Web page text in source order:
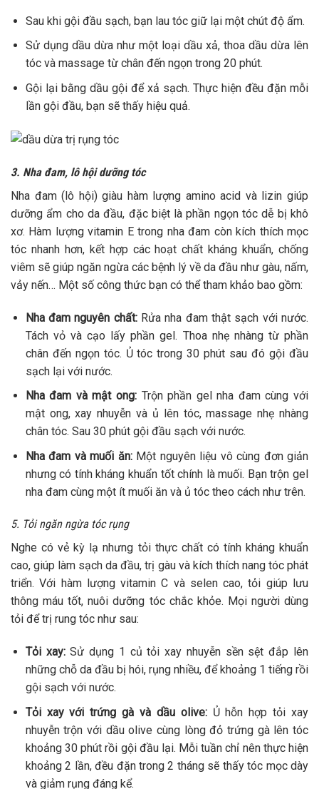
Sau khi gội đầu sạch, bạn lau tóc giữ lại một chút độ ẩm.
Sử dụng dầu dừa như một loại dầu xả, thoa dầu dừa lên
tóc và massage từ chân đến ngọn trong 20 phút.
Gội lại bằng dầu gội để xả sạch. Thực hiện đều đặn mỗi
lần gội đầu, bạn sẽ thấy hiệu quả.
3. Nha đam, lô hội dưỡng tóc
Nha đam (lô hội) giàu hàm lượng amino acid và lizin giúp
dưỡng ẩm cho da đầu, đặc biệt là phần ngọn tóc dễ bị khô
xơ. Hàm lượng vitamin E trong nha đam còn kích thích mọc
tóc nhanh hơn, kết hợp các hoạt chất kháng khuẩn, chống
viêm sẽ giúp ngăn ngừa các bệnh lý về da đầu như gàu, nấm,
vảy nến… Một số công thức bạn có thể tham khảo bao gồm:
Nha đam nguyên chất:Rửa nha đam thật sạch với nước.
Tách vỏ và cạo lấy phần gel. Thoa nhẹ nhàng từ phần
chân đến ngọn tóc. Ủ tóc trong 30 phút sau đó gội đầu
sạch lại với nước.
Nha đam và mật ong: Trộn phần gel nha đam cùng với
mật ong, xay nhuyễn và ủ lên tóc, massage nhẹ nhàng
chân tóc. Sau 30 phút gội đầu sạch với nước.
Nha đam và muối ăn:Một nguyên liệu vô cùng đơn giản
nhưng có tính kháng khuẩn tốt chính là muối. Bạn trộn gel
nha đam cùng một ít muối ăn và ủ tóc theo cách như trên.
5. Tỏi ngăn ngừa tóc rụng
Nghe có vẻ kỳ lạ nhưng tỏi thực chất có tính kháng khuẩn
cao, giúp làm sạch da đầu, trị gàu và kích thích nang tóc phát
triển. Với hàm lượng vitamin C và selen cao, tỏi giúp lưu
thông máu tốt, nuôi dưỡng tóc chắc khỏe. Mọi người dùng
tỏi để trị rung tóc như sau:
Tỏi xay:Sử dụng 1 củ tỏi xay nhuyễn sền sệt đắp lên
những chỗ da đầu bị hói, rụng nhiều, để khoảng 1 tiếng rồi
gội sạch với nước.
Tỏi xay với trứng gà và dầu olive:Ủ hỗn hợp tỏi xay
nhuyễn trộn với dầu olive cùng lòng đỏ trứng gà lên tóc
khoảng 30 phút rồi gội đầu lại. Mỗi tuần chỉ nên thực hiện
khoảng 2 lần, đều đặn trong 2 tháng sẽ thấy tóc mọc dày
và giảm rụng đáng kể.